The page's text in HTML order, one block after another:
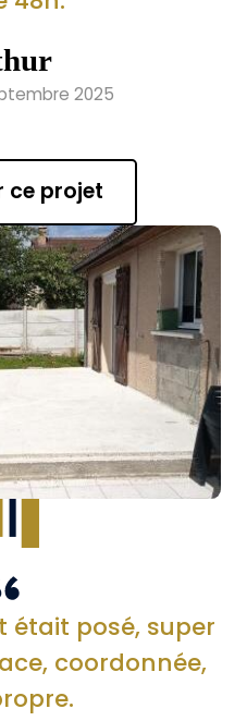
2025
ce projet
était posé, super
coordonnée,